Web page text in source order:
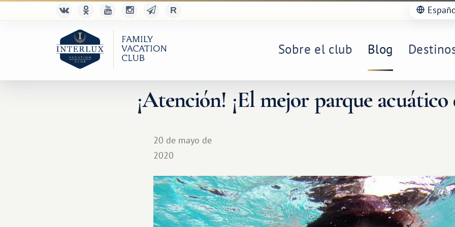
Sobre el club Blog
¡Atención! ¡El mejor parque acuático
20 de mayo de
2020